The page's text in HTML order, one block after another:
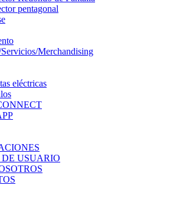
pentagonal
Merchandising
eléctricas
USUARIO